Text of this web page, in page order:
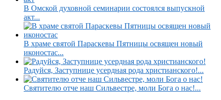
В Омской духовной семинарии состоялся выпускной
акт...
В храме святой Параскевы Пятницы освящен новый
иконостас...
Радуйся, Заступнице усердная рода христианского!...
Святителю отче наш Сильвестре, моли Бога о нас!...